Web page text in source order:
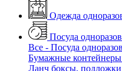
Одежда
Посуда
Все - Посуда
Бумажные контейнеры
Ланч боксы, подложки